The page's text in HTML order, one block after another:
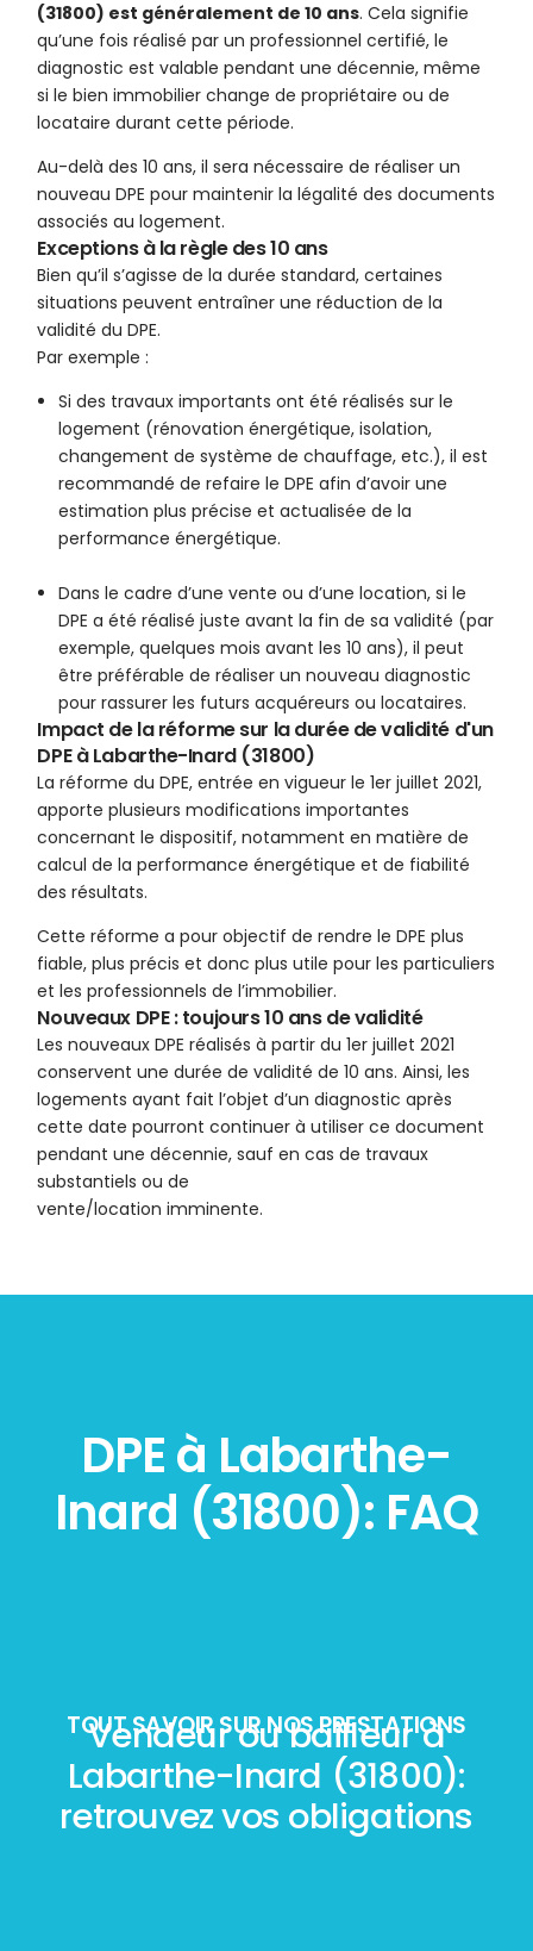
(31800) est généralement de 10 ans. Cela signifie
qu’une fois réalisé par un professionnel certifié, le
diagnostic est valable pendant une décennie, même
si le bien immobilier change de propriétaire ou de
locataire durant cette période.
Au-delà des 10 ans, il sera nécessaire de réaliser un
nouveau DPE pour maintenir la légalité des documents
associés au logement.
Exceptions à la règle des 10 ans
Bien qu’il s’agisse de la durée standard, certaines
situations peuvent entraîner une réduction de la
validité du DPE.
Par exemple :
Si des travaux importants ont été réalisés sur le
logement (rénovation énergétique, isolation,
changement de système de chauffage, etc.), il est
recommandé de refaire le DPE afin d’avoir une
estimation plus précise et actualisée de la
performance énergétique.
Dans le cadre d’une vente ou d’une location, si le
DPE a été réalisé juste avant la fin de sa validité (par
exemple, quelques mois avant les 10 ans), il peut
être préférable de réaliser un nouveau diagnostic
pour rassurer les futurs acquéreurs ou locataires.
Impact de la réforme sur la durée de validité d'un
DPE à Labarthe-Inard (31800)
La réforme du DPE, entrée en vigueur le 1er juillet 2021,
apporte plusieurs modifications importantes
concernant le dispositif, notamment en matière de
calcul de la performance énergétique et de fiabilité
des résultats.
Cette réforme a pour objectif de rendre le DPE plus
fiable, plus précis et donc plus utile pour les particuliers
et les professionnels de l’immobilier.
Nouveaux DPE : toujours 10 ans de validité
Les nouveaux DPE réalisés à partir du 1er juillet 2021
conservent une durée de validité de 10 ans. Ainsi, les
logements ayant fait l’objet d’un diagnostic après
cette date pourront continuer à utiliser ce document
pendant une décennie, sauf en cas de travaux
substantiels ou de
vente/location imminente.
DPE à Labarthe-
Inard (31800): FAQ
TOUT SAVOIR SUR NOS PRESTATIONS
Vendeur ou bailleur à
Labarthe-Inard (31800):
retrouvez vos obligations